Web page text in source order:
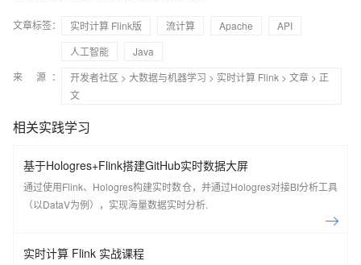
文章标签： 实时计算 Flink版 流计算 Apache
API
人工智能
Java
来 源：
开发者社区 > 大数据与机器学习 > 实时计算 Flink > 文章 > 正
文
相关实践学习
基于Hologres+Flink搭建GitHub实时数据大屏
通过使用Flink、Hologres构建实时数仓，并通过Hologres对接BI分析工具
（以DataV为例），实现海量数据实时分析.
实时计算 Flink 实战课程